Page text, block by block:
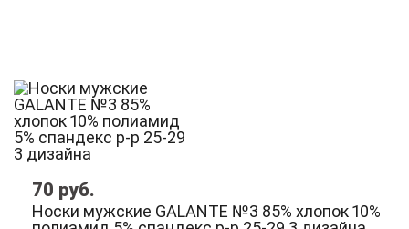
Носки мужские GALANTE №3 85% хлопок 10%
70 руб.